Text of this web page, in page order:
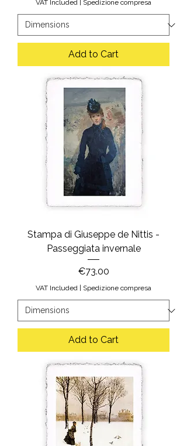
VAT Included Spedizione compresa
Add to Cart
Stampa di Giuseppe de Nittis -
Passeggiata invernale
Price
€73.00
VAT Included Spedizione compresa
Add to Cart